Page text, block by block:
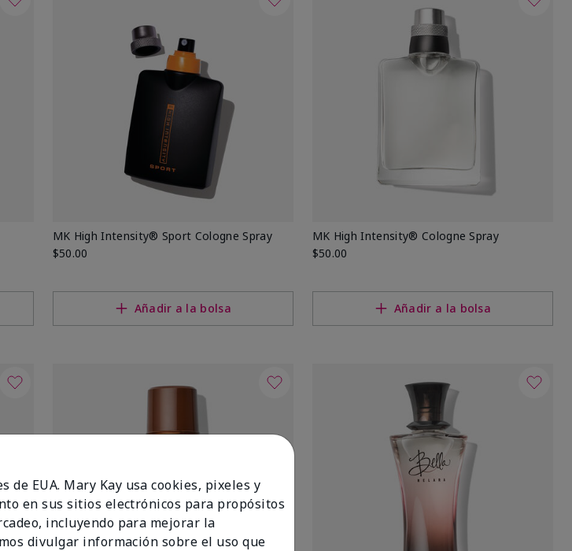
MK High Intensity® Sport Cologne Spray
$50.00
Añadir a la bolsa
MK High Intensity® Cologne Spray
$50.00
Añadir a la bolsa
de EUA. Mary Kay usa cookies, pixeles y
en sus sitios electrónicos para propósitos
incluyendo para mejorar la
divulgar información sobre el uso que